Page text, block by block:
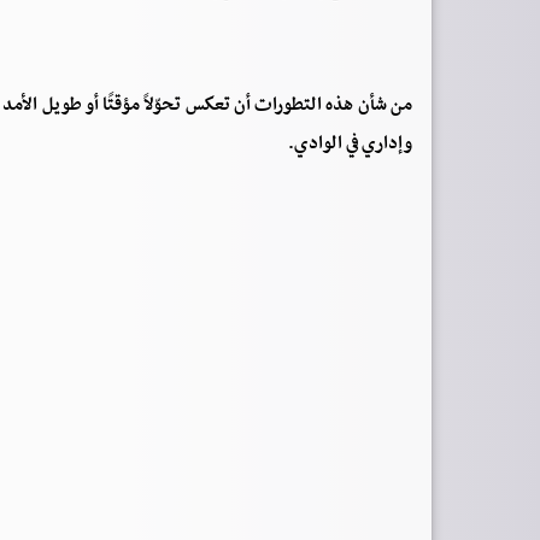
من شأن هذه التطورات أن تعكس تحوّلاً مؤقتًا أو طويل
وإداري في الوادي.